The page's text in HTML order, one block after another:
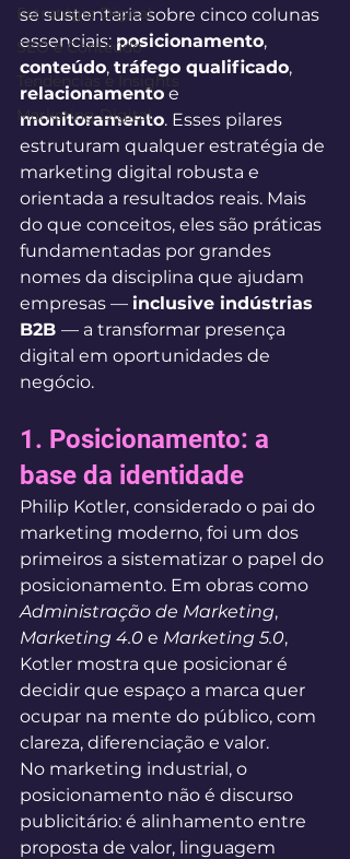
Estratégia Digital
SEO e Conteúdo
Tendências e Insights
Marketing Digital
se sustentaria sobre cinco colunas
essenciais: posicionamento,
conteúdo, tráfego qualificado,
relacionamento e
monitoramento. Esses pilares
estruturam qualquer estratégia de
marketing digital robusta e
orientada a resultados reais. Mais
do que conceitos, eles são práticas
fundamentadas por grandes
nomes da disciplina que ajudam
empresas — inclusive indústrias
B2B — a transformar presença
digital em oportunidades de
negócio.
1. Posicionamento: a
base da identidade
Philip Kotler, considerado o pai do
marketing moderno, foi um dos
primeiros a sistematizar o papel do
posicionamento. Em obras como
Administração de Marketing,
Marketing 4.0 e Marketing 5.0,
Kotler mostra que posicionar é
decidir que espaço a marca quer
ocupar na mente do público, com
clareza, diferenciação e valor.
No marketing industrial, o
posicionamento não é discurso
publicitário: é alinhamento entre
proposta de valor, linguagem